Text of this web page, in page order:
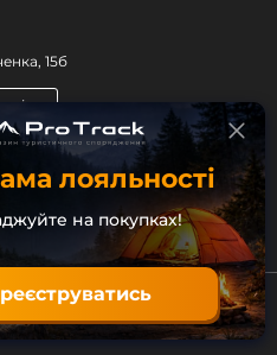
15б
ProTrack
лояльності
на покупках!